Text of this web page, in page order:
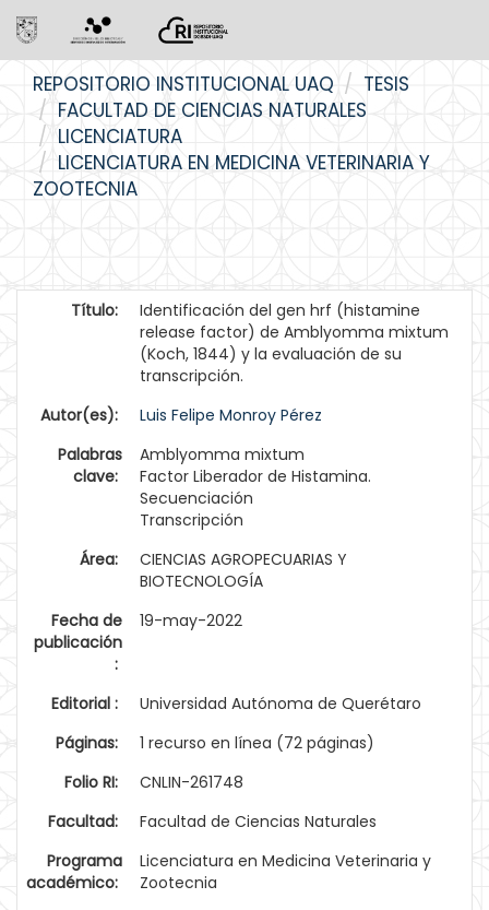
navigation
REPOSITORIO INSTITUCIONAL UAQ
TESIS
FACULTAD DE CIENCIAS NATURALES
LICENCIATURA
LICENCIATURA EN MEDICINA VETERINARIA Y
ZOOTECNIA
Título:
Identificación del gen hrf (histamine
release factor) de Amblyomma mixtum
(Koch, 1844) y la evaluación de su
transcripción.
Autor(es):
Luis Felipe Monroy Pérez
Palabras
clave:
Amblyomma mixtum
Factor Liberador de Histamina.
Secuenciación
Transcripción
Área:
CIENCIAS AGROPECUARIAS Y
BIOTECNOLOGÍA
Fecha de
publicación
:
19-may-2022
Editorial :
Universidad Autónoma de Querétaro
Páginas:
1 recurso en línea (72 páginas)
Folio RI:
CNLIN-261748
Facultad:
Facultad de Ciencias Naturales
Programa
académico:
Licenciatura en Medicina Veterinaria y
Zootecnia